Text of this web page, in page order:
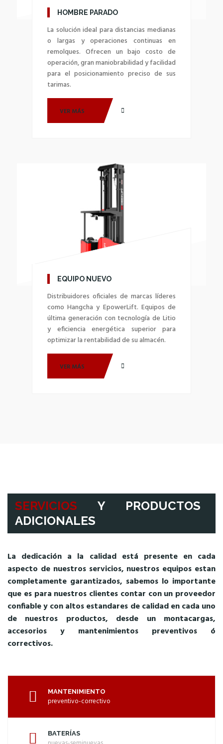
HOMBRE PARADO
La solución ideal para distancias medianas
o largas y operaciones continuas en
remolques. Ofrecen un bajo costo de
operación, gran maniobrabilidad y facilidad
para el posicionamiento preciso de sus
tarimas.
VER MÁS
EQUIPO NUEVO
Distribuidores oficiales de marcas líderes
como Hangcha y EpowerLift. Equipos de
última generación con tecnología de Litio
y eficiencia energética superior para
optimizar la rentabilidad de su almacén.
VER MÁS
SERVICIOS Y PRODUCTOS
ADICIONALES
La dedicación a la calidad está presente en cada
aspecto de nuestros servicios, nuestros equipos estan
completamente garantizados, sabemos lo importante
que es para nuestros clientes contar con un proveedor
confiable y con altos estandares de calidad en cada uno
de nuestros productos, desde un montacargas,
accesorios y mantenimientos preventivos ó
correctivos.
MANTENIMIENTO
preventivo-correctivo
BATERÍAS